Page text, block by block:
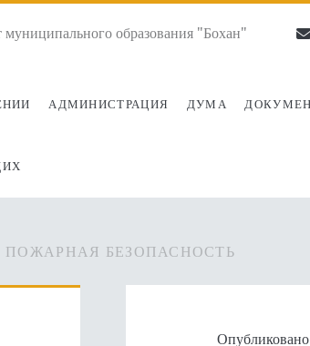
образования "Бохан"
АДМИНИСТРАЦИЯ ДУМА
ПОЖАРНАЯ БЕЗОПАСНОСТЬ